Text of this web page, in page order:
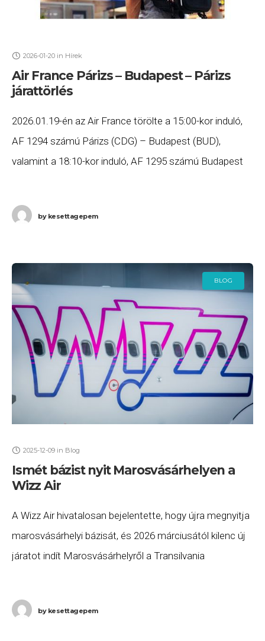
2026-01-20 in Hírek
Air France Párizs – Budapest – Párizs
járattörlés
2026.01.19-én az Air France törölte a 15:00-kor induló,
AF 1294 számú Párizs (CDG) – Budapest (BUD),
valamint a 18:10-kor induló, AF 1295 számú Budapest
bykesettagepem
BLOG
2025-12-09 in Blog
Ismét bázist nyit Marosvásárhelyen a
Wizz Air
A Wizz Air hivatalosan bejelentette, hogy újra megnyitja
marosvásárhelyi bázisát, és 2026 márciusától kilenc új
járatot indít Marosvásárhelyről a Transilvania
bykesettagepem